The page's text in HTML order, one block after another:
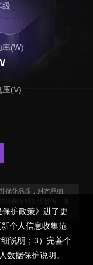
级
率(W)
压(V)
优化品质，对产品细
解！
护政策》进了更
个人信息收集范
说明；3）完善个
数据保护说明。